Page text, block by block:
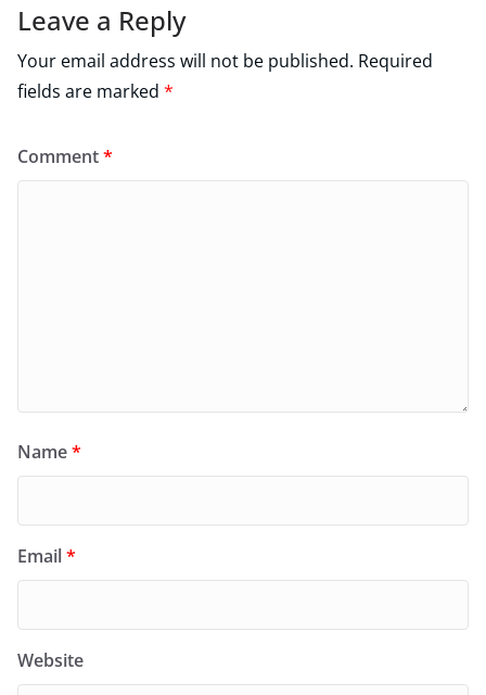
Leave a Reply
Your email address will not be published. Required
fields are marked *
Comment*
Name*
Email*
Website